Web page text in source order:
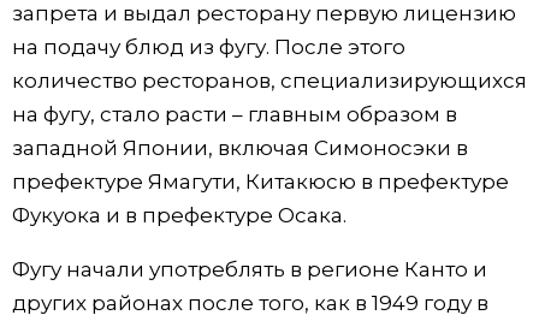
запрета и выдал ресторану первую лицензию
на подачу блюд из фугу. После этого
количество ресторанов, специализирующихся
на фугу, стало расти – главным образом в
западной Японии, включая Симоносэки в
префектуре Ямагути, Китакюсю в префектуре
Фукуока и в префектуре Осака.
Фугу начали употреблять в регионе Канто и
других районах после того, как в 1949 году в